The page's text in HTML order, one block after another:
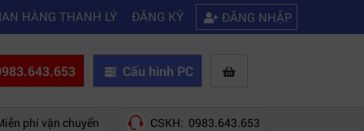
hãng nào?|Mách bạn 5 cách khắc phục laptop không kết nối được
HÀNG THANH LÝ ĐĂNG KÝ ĐĂNG NHẬP
Cấu hình PC
phí vận chuyển CSKH: 0983.643.653